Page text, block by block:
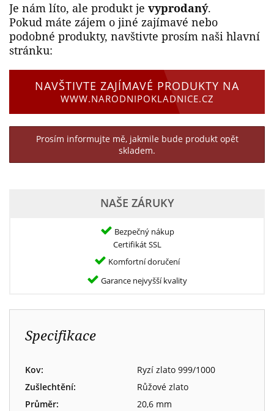
Je nám líto, ale produkt je vyprodaný.
Pokud máte zájem o jiné zajímavé nebo
podobné produkty, navštivte prosím naši hlavní
stránku:
NAVŠTIVTE ZAJÍMAVÉ PRODUKTY NA
WWW.NARODNIPOKLADNICE.CZ
Prosím informujte mě, jakmile bude produkt opět
skladem.
NAŠE ZÁRUKY
Bezpečný nákup
Certifikát SSL
Komfortní doručení
Garance nejvyšší kvality
Specifikace
Kov:
Ryzí zlato 999/1000
Zušlechtění:
Růžové zlato
Průměr:
20,6 mm